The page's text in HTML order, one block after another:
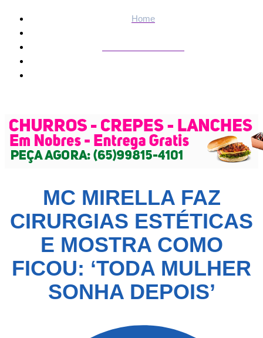
Home
MC MIRELLA FAZ
CIRURGIAS ESTÉTICAS
E MOSTRA COMO
FICOU: ‘TODA MULHER
SONHA DEPOIS’